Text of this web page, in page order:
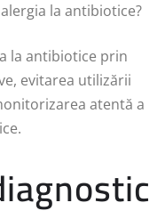
la antibiotice?
la antibiotice prin
evitarea utilizării
atentă a